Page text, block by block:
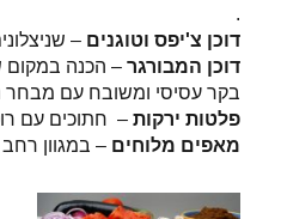
.
דוכן צ'יפס וטוגנים –
דוכן המבורגר
בקר עסיסי ומשובח עם מבחר
פלטות ירקות – חתוכים עם
מאפים מלוחים – במגוון רחב